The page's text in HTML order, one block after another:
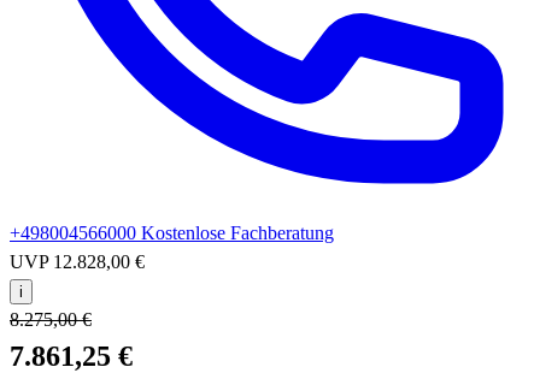
+498004566000 Kostenlose Fachberatung
UVP 12.828,00 €
i
8.275,00 €
7.861,25 €